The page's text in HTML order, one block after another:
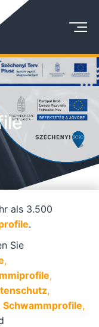
als 3.500
.
Sie
,
,
,
Schwammprofile,